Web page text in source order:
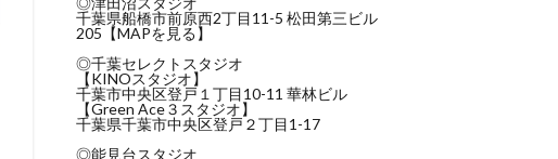
千葉県船橋市前原西2丁目11-5 松田第三ビル
205 【MAPを見る】
◎千葉セレクトスタジオ
【KINOスタジオ】
千葉市中央区登戸１丁目10-11 華林ビル
【Green Ace３スタジオ】
千葉県千葉市中央区登戸２丁目1-17
◎能見台スタジオ